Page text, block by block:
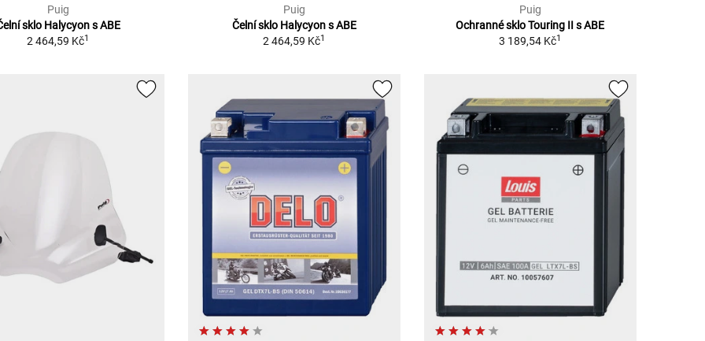
Puig
sklo Halycyon s ABE
2 464,59 Kč1
Puig
Čelní sklo Halycyon s ABE
2 464,59 Kč1
Puig
Ochranné sklo Touring II s ABE
3 189,54 Kč1